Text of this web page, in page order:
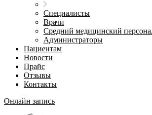
Специалисты
Врачи
Средний медицинский
Администраторы
Пациентам
Новости
Прайс
Отзывы
Контакты
Онлайн запись